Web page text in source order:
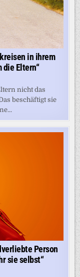
in ihrem
die Eltern“
nicht das
beschäftigt sie
Person
sie selbst“